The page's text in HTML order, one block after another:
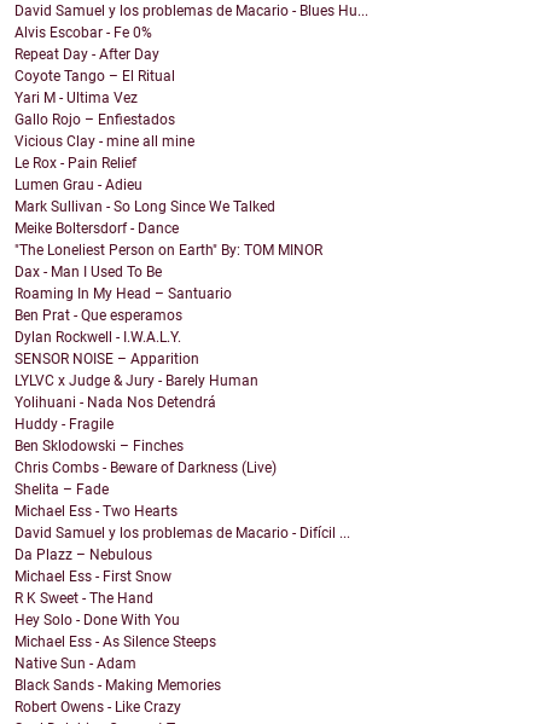
David Samuel y los problemas de Macario - Blues Hu...
Alvis Escobar - Fe 0%
Repeat Day - After Day
Coyote Tango – El Ritual
Yari M - Ultima Vez
Gallo Rojo – Enfiestados
Vicious Clay - mine all mine
Le Rox - Pain Relief
Lumen Grau - Adieu
Mark Sullivan - So Long Since We Talked
Meike Boltersdorf - Dance
"The Loneliest Person on Earth" By: TOM MINOR
Dax - Man I Used To Be
Roaming In My Head – Santuario
Ben Prat - Que esperamos
Dylan Rockwell - I.W.A.L.Y.
SENSOR NOISE – Apparition
LYLVC x Judge & Jury - Barely Human
Yolihuani - Nada Nos Detendrá
Huddy - Fragile
Ben Sklodowski – Finches
Chris Combs - Beware of Darkness (Live)
Shelita – Fade
Michael Ess - Two Hearts
David Samuel y los problemas de Macario - Difícil ...
Da Plazz – Nebulous
Michael Ess - First Snow
R K Sweet - The Hand
Hey Solo - Done With You
Michael Ess - As Silence Steeps
Native Sun - Adam
Black Sands - Making Memories
Robert Owens - Like Crazy